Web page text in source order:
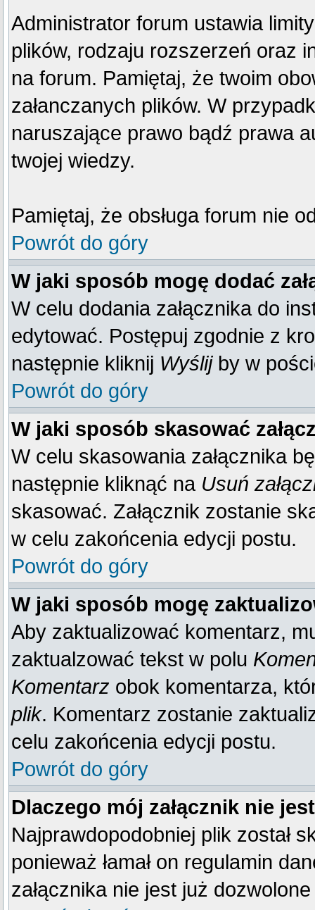
Administrator forum ustawia
plików, rodzaju rozszerzeń oraz
na forum. Pamiętaj, że twoim
załanczanych plików. W
naruszające prawo bądź prawa
twojej wiedzy.
Pamiętaj, że obsługa forum nie
Powrót do góry
W jaki sposób mogę dodać
W celu dodania załącznika do
edytować. Postępuj zgodnie z
następnie kliknij Wyślijby w
Powrót do góry
W jaki sposób skasować
W celu skasowania załącznika
następnie kliknąć na Usuń
skasować. Załącznik zostanie
w celu zakońcenia edycji postu.
Powrót do góry
W jaki sposób mogę
Aby zaktualizować komentarz,
zaktualzować tekst w polu
Komentarz obok komentarza,
plik. Komentarz zostanie
celu zakońcenia edycji postu.
Powrót do góry
Dlaczego mój załącznik nie
Najprawdopodobniej plik został
ponieważ łamał on regulamin
załącznika nie jest już